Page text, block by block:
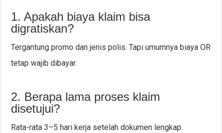
1. Apakah biaya klaim bisa
digratiskan?
Tergantung promo dan jenis polis. Tapi umumnya biaya OR
tetap wajib dibayar.
2. Berapa lama proses klaim
disetujui?
Rata-rata 3–5 hari kerja setelah dokumen lengkap.